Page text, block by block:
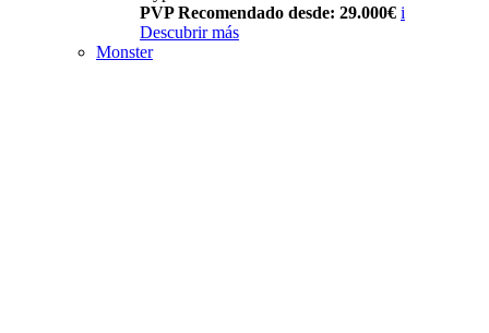
PVP Recomendado desde: 29.000€ i
Descubrir más
Monster